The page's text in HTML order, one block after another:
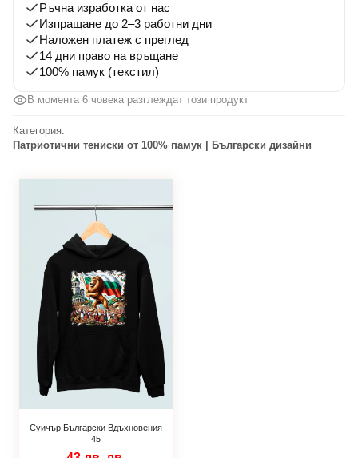
Ръчна изработка от нас
Изпращане до 2–3 работни дни
Наложен платеж с преглед
14 дни право на връщане
100% памук (текстил)
В момента 6 човека разглеждат този продукт
Категория:
Патриотични тениски от 100% памук | Български дизайни
Суичър Български Вдъхновения
45